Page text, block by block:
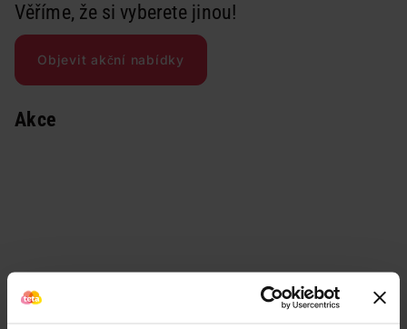
Věříme, že si vyberete jinou!
Objevit akční nabídky
Akce